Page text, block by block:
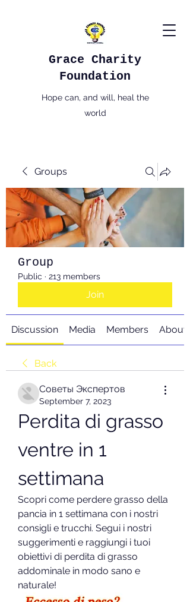
Grace Charity
Foundation
Hope can, and will, heal the
world
Groups
Group
Public · 213 members
Join
Discussion Media Members About
Back
Советы Экспертов
September 7, 2023
Perdita di grasso
ventre in 1
settimana
Scopri come perdere grasso della
pancia in 1 settimana con i nostri
consigli e trucchi. Segui i nostri
suggerimenti e raggiungi i tuoi
obiettivi di perdita di grasso
addominale in modo sano e
naturale!